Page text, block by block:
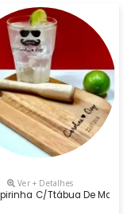
Para Divulgação Da
Ver + Detalhes
C/ttábua De